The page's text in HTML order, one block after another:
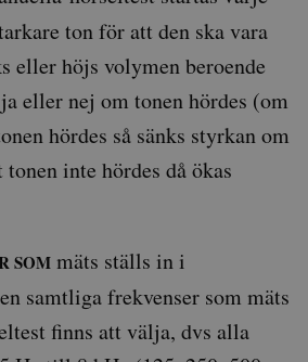
ton för att den ska vara
eller höjs volymen beroende
eller nej om tonen hördes (om
hördes så sänks styrkan om
inte hördes då ökas
SOM mäts ställs in i
samtliga frekvenser som mäts
finns att välja, dvs alla
klientidentifierare.
i varje sidförfrågan på
webbplats och
session- och
.auris.nu
1 år 1
månad
Denna cookie
Google Analytics för
bevara